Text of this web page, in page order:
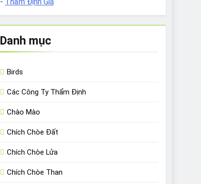
Danh mục
Birds
Các Công Ty Thẩm Định
Chào Mào
Chích Chòe Đất
Chích Chòe Lửa
Chích Chòe Than